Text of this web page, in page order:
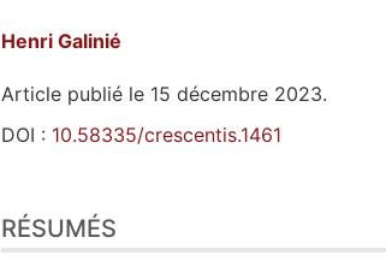
Henri Galinié
Article publié le 15 décembre 2023.
DOI : 10.58335/crescentis.1461
Index
Plan
RÉSUMÉS